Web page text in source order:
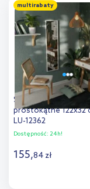
Dodaj do
porównania
multirabaty
Styler Floryda lustro
prostokątne 122x32
LU-12362
Dostępność: 24h!
155,84 zł